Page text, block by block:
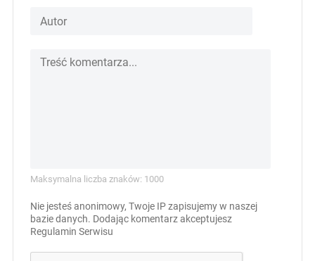
Maksymalna liczba znaków: 1000
Nie jesteś anonimowy, Twoje IP zapisujemy w naszej
bazie danych. Dodając komentarz akceptujesz
Regulamin Serwisu